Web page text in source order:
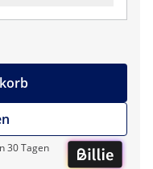
30 Tagen